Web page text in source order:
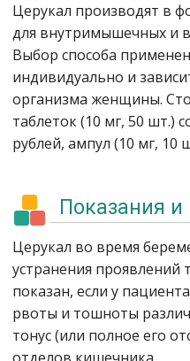
Церукал производят в
для внутримышечных и
Выбор способа
индивидуально и
организма женщины.
таблеток (10 мг, 50 шт.)
рублей, ампул (10 мг, 10
Показания и
Церукал во время
устранения проявлений
показан, если у
рвоты и тошноты
тонус (или полное его